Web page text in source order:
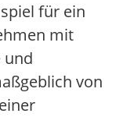
für ein
mit
und
von